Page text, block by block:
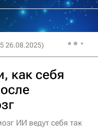
26.08.2025)
как себя
ИИ ведут себя так